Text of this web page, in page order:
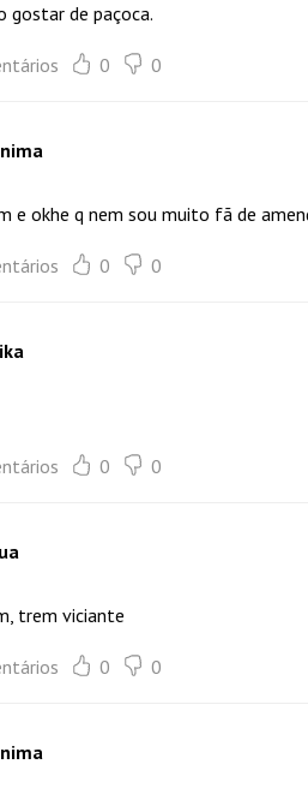
gostar de paçoca.
0 0
e okhe q nem sou muito fã de
0 0
0 0
trem viciante
0 0